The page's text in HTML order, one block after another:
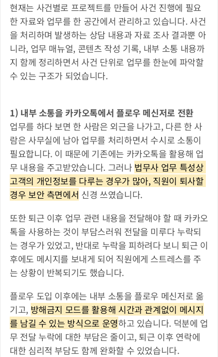
현재는 사건별로 프로젝트를 만들어 사건 진행에 필요
한 자료와 업무를 한 공간에서 관리하고 있습니다. 사건
을 처리하며 발생하는 상담 내용과 자료 조사 결과뿐 아
니라, 업무 매뉴얼, 콘텐츠 작성 기록, 내부 소통 내용까
지 함께 정리하면서 사건 단위로 업무를 한눈에 파악할
수 있는 구조가 되었습니다.
1) 내부 소통을 카카오톡에서 플로우 메신저로 전환
업무를 하다 보면 한 사람은 외근을 나가고, 다른 한 사
람은 사무실에 남아 업무를 처리하면서 수시로 소통이
필요합니다. 이 때문에 기존에는 카카오톡을 활용해 업
무 내용을 주고받았습니다. 그러나 법무사 업무 특성상
고객의 개인정보를 다루는 경우가 많아, 직원이 퇴사할
경우 보안 측면에서 신경 쓰였습니다.
또한 퇴근 이후 업무 관련 내용을 전달해야 할 때 카카오
톡을 사용하는 것이 부담스러워 전달을 미루다 누락되
는 경우가 있었고, 반대로 누락을 피하려다 보니 퇴근 이
후에도 메시지를 보내게 되어 직원에게 스트레스를 주
는 상황이 반복되기도 했습니다.
플로우 도입 이후에는 내부 소통을 플로우 메신저로 옮
기고, 방해금지 모드를 활용해 시간과 관계없이 메시지
를 남길 수 있는 방식으로 운영하고 있습니다. 덕분에 업
무 전달 누락에 대한 부담은 줄이고, 퇴근 이후 연락에
대한 심리적 부담도 함께 완화할 수 있었습니다.